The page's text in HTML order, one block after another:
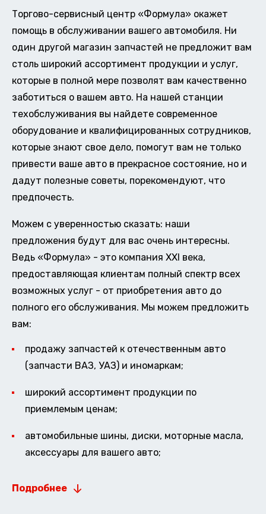
Торгово-сервисный центр «Формула» окажет
помощь в обслуживании вашего автомобиля. Ни
один другой магазин запчастей не предложит вам
столь широкий ассортимент продукции и услуг,
которые в полной мере позволят вам качественно
заботиться о вашем авто. На нашей станции
техобслуживания вы найдете современное
оборудование и квалифицированных сотрудников,
которые знают свое дело, помогут вам не только
привести ваше авто в прекрасное состояние, но и
дадут полезные советы, порекомендуют, что
предпочесть.
Можем с уверенностью сказать: наши
предложения будут для вас очень интересны.
Ведь «Формула» - это компания XXI века,
предоставляющая клиентам полный спектр всех
возможных услуг - от приобретения авто до
полного его обслуживания. Мы можем предложить
вам:
продажу запчастей к отечественным авто
(запчасти ВАЗ, УАЗ) и иномаркам;
широкий ассортимент продукции по
приемлемым ценам;
автомобильные шины, диски, моторные масла,
аксессуары для вашего авто;
Подробнее